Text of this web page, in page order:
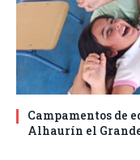
Campamentos de
Alhaurín el